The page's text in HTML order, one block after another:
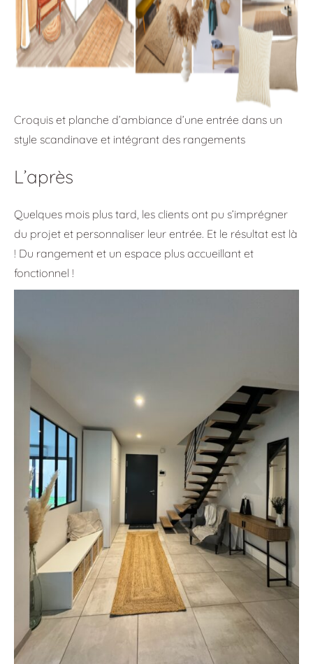
Croquis et planche d’ambiance d’une entrée dans un
style scandinave et intégrant des rangements
L’après
Quelques mois plus tard, les clients ont pu s’imprégner
du projet et personnaliser leur entrée. Et le résultat est là
! Du rangement et un espace plus accueillant et
fonctionnel !